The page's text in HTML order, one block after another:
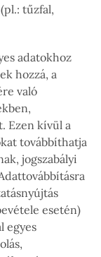
tűzfal,
adatokhoz
hozzá, a
való
Ezen kívül a
továbbíthatja
jogszabályi
esetén)
egyes